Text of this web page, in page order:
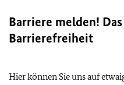
Barriere melden!
Barrierefreiheit
Hier können Sie uns auf